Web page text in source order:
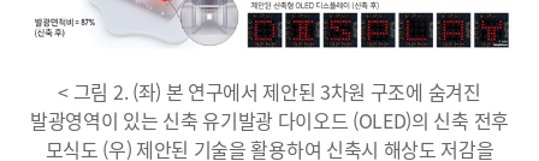
< 그림 2. (좌) 본 연구에서 제안된 3차원 구조에 숨겨진
발광영역이 있는 신축 유기발광 다이오드 (OLED)의 신축 전후
모식도 (우) 제안된 기술을 활용하여 신축시 해상도 저감을